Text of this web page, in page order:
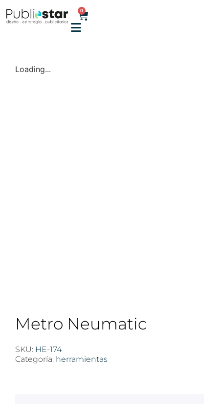
0
Loading...
Metro Neumatic
SKU: HE-174
Categoría: herramientas